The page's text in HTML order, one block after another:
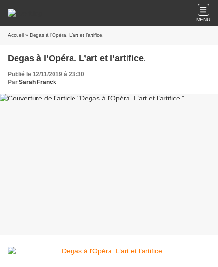
MENU
Accueil » Degas à l’Opéra. L’art et l’artifice.
Degas à l’Opéra. L’art et l’artifice.
Publié le 12/11/2019 à 23:30
Par Sarah Franck